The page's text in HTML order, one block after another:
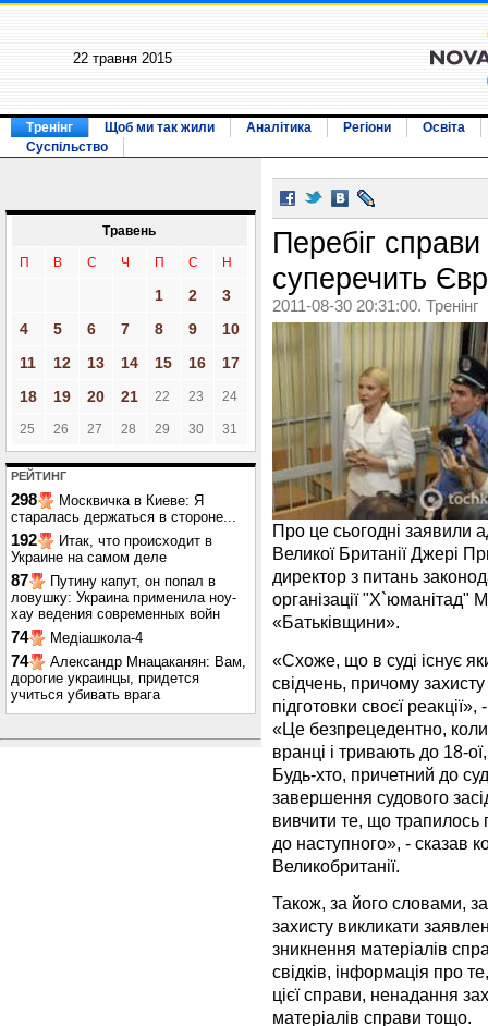
22 травня 2015
Тренінг Щоб ми так жили Аналітика Регіони
Освіта
Суспільство
Травень
П В С Ч П С Н
1 2
3
4
5 6 7 8 9
10
11
12 13 14 15 16
17
18
19 20 21 22 23 24
25 26 27 28 29 30 31
РЕЙТИНГ
298
Москвичка в Киеве: Я
старалась держаться в стороне...
192
Итак, что происходит в
Украине на самом деле
87
Путину капут, он попал в
ловушку: Украина применила ноу-
хау ведения современных войн
74 Медіашкола-4
74
Александр Мнацаканян: Вам,
дорогие украинцы, придется
учиться убивать врага
Перебіг
суперечить
2011-08-30 20:31:00. Тренінг
Про це сьогодні заявили
Великої Британії Джері
директор з питань
організації
«Батьківщини».
«Схоже, що в суді існує
свідчень, причому
підготовки своєї
«Це безпрецедентно,
вранці і тривають до 18-
Будь-хто, причетний до
завершення судового
вивчити те, що трапилось
до наступного», - сказав
Великобританії.
Також, за його словами,
захисту викликати
зникнення матеріалів
свідків, інформація про
цієї справи, ненадання
матеріалів справи тощо.